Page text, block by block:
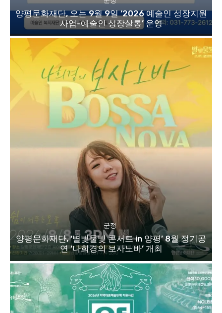
양평문화재단, 오는 9월 9일 ‘2026 예술인 성장지원
사업-예술인 성장살롱’ 운영
군정
양평문화재단, ‘별빛물빛 콘서트 in 양평’ 8월 정기공
연 ‘나희경의 보사노바’ 개최